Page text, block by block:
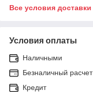
Все условия доставки
Условия оплаты
Наличными
Безналичный расчет
Кредит